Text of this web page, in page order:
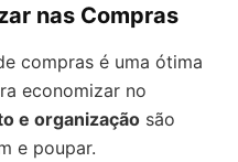
nas Compras
compras é uma ótima
economizar no
e organização são
e poupar.